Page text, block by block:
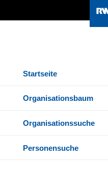
Startseite
Organisationsbaum
Organisationssuche
Personensuche